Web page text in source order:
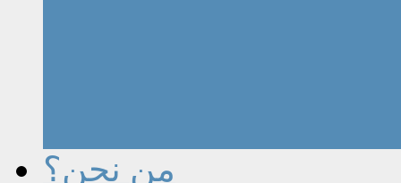
من نحن؟